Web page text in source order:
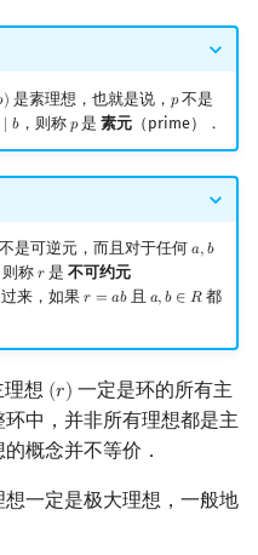
)) 是素理想，也就是说， 𝑝
p不是
∣ 𝑏
b ，则称𝑝
p是素元 （prime）．
是可逆元，而且对于任何𝑎,𝑏
a, b∈
称 𝑟
r是 不可约元
来，如果𝑟 = 𝑎𝑏
r=ab 且 𝑎,𝑏 ∈ 𝑅
a, b∈R
都
想 (𝑟)
(r) 一定是环的所有主
中，并非所有理想都是主
概念并不等价．
一定是极大理想，一般地